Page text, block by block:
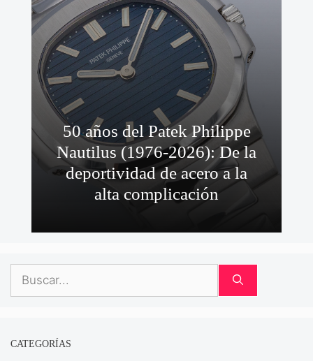
50 años del Patek Philippe
Nautilus (1976-2026): De la
deportividad de acero a la
alta complicación
Buscar:
CATEGORÍAS